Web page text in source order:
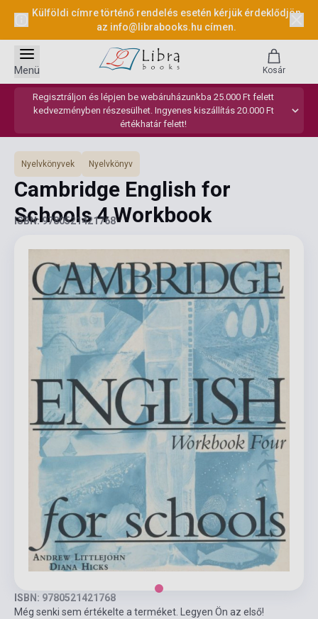
Külföldi címre történő rendelés esetén kérjük érdeklődjön
az info@librabooks.hu címen.
Regisztráljon és lépjen be webáruházunkba 25.000 Ft felett
kedvezményben részesülhet. Ingyenes kiszállítás 20.000 Ft
értékhatár felett!
Menü Kosár
Nyelvkönyvek Nyelvkönyv
Cambridge English for
Schools 4 Workbook
ISBN: 9780521421768
ISBN: 9780521421768
Még senki sem értékelte a terméket. Legyen Ön az első!